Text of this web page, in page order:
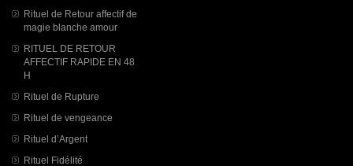
Rituel de Retour affectif de
magie blanche amour
RITUEL DE RETOUR
AFFECTIF RAPIDE EN 48
H
Rituel de Rupture
Rituel de vengeance
Rituel d’Argent
Rituel Fidélité